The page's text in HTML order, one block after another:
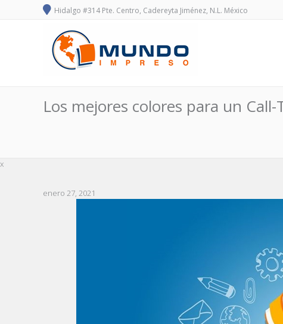
Hidalgo #314 Pte. Centro, Cadereyta Jiménez, N.L. México
Los mejores colores para un
x
enero 27, 2021